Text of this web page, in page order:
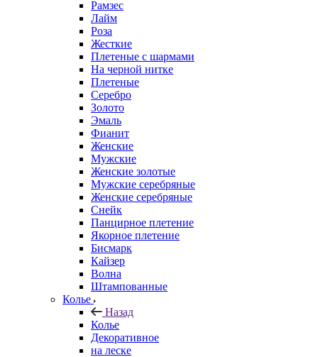
Рамзес
Лайм
Роза
Жесткие
Плетеные с шармами
На черной нитке
Плетеные
Серебро
Золото
Эмаль
Фианит
Женские
Мужские
Женские золотые
Мужские серебряные
Женские серебряные
Снейк
Панцирное плетение
Якорное плетение
Бисмарк
Кайзер
Волна
Штампованные
Колье
Назад
Колье
Декоративное
на леске